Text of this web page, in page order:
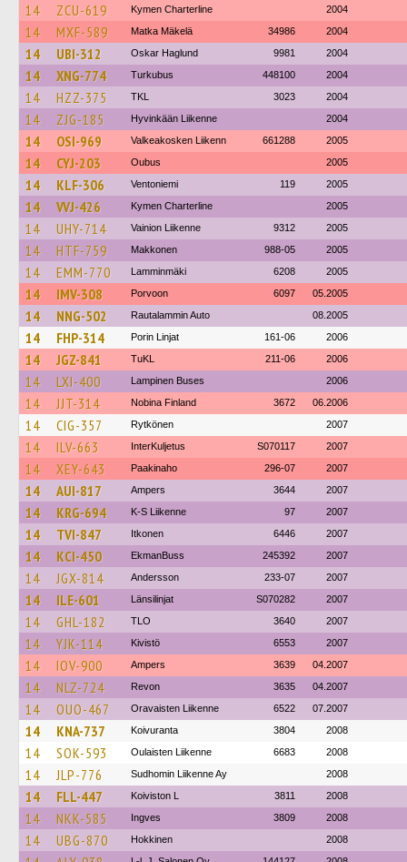
14 ZCU-619 Kymen Charterline 2004
14 MXF-589 Matka Mäkelä 34986 2004
14 UBI-312 Oskar Haglund 9981 2004
14 XNG-774 Turkubus 448100 2004
14 HZZ-375 TKL 3023 2004
14 ZJG-185 Hyvinkään Liikenne 2004
14 OSI-969 Valkeakosken Liikenn 661288 2005
14 CYJ-203 Oubus 2005
14 KLF-306 Ventoniemi 119 2005
14 VVJ-426 Kymen Charterline 2005
14 UHY-714 Vainion Liikenne 9312 2005
14 HTF-759 Makkonen 988-05 2005
14 EMM-770 Lamminmäki 6208 2005
14 IMV-308 Porvoon 6097 05.2005
14 NNG-502 Rautalammin Auto 08.2005
14 FHP-314 Porin Linjat 161-06 2006
14 JGZ-841 TuKL 211-06 2006
14 LXI-400 Lampinen Buses 2006
14 JJT-314 Nobina Finland 3672 06.2006
14 CIG-357 Rytkönen 2007
14 ILV-663 InterKuljetus S070117 2007
14 XEY-643 Paakinaho 296-07 2007
14 AUI-817 Ampers 3644 2007
14 KRG-694 K-S Liikenne 97 2007
14 TVI-847 Itkonen 6446 2007
14 KCI-450 EkmanBuss 245392 2007
14 JGX-814 Andersson 233-07 2007
14 ILE-601 Länsilinjat S070282 2007
14 GHL-182 TLO 3640 2007
14 YJK-114 Kivistö 6553 2007
14 IOV-900 Ampers 3639 04.2007
14 NLZ-724 Revon 3635 04.2007
14 OUO-467 Oravaisten Liikenne 6522 07.2007
14 KNA-737 Koivuranta 3804 2008
14 SOK-593 Oulaisten Liikenne 6683 2008
14 JLP-776 Sudhomin Liikenne Ay 2008
14 FLL-447 Koiviston L 3811 2008
14 NKK-585 Ingves 3809 2008
14 UBG-870 Hokkinen 2008